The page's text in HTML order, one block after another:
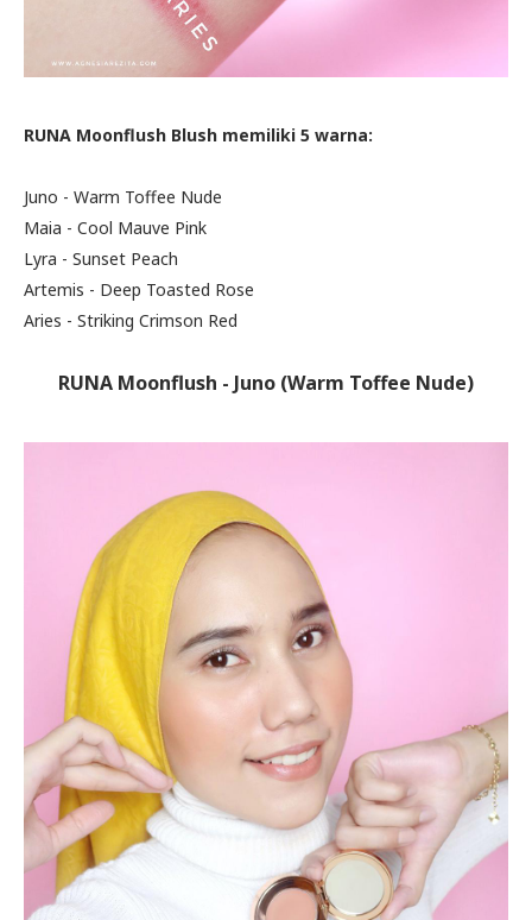
RUNA Moonflush Blush memiliki 5 warna:
Juno - Warm Toffee Nude
Maia - Cool Mauve Pink
Lyra - Sunset Peach
Artemis - Deep Toasted Rose
Aries - Striking Crimson Red
RUNA Moonflush - Juno (Warm Toffee Nude)